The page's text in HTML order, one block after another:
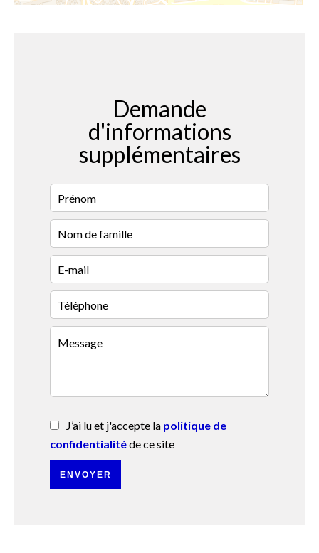
Demande
d'informations
supplémentaires
J’ai lu et j'accepte la politique de
confidentialitéde ce site
ENVOYER